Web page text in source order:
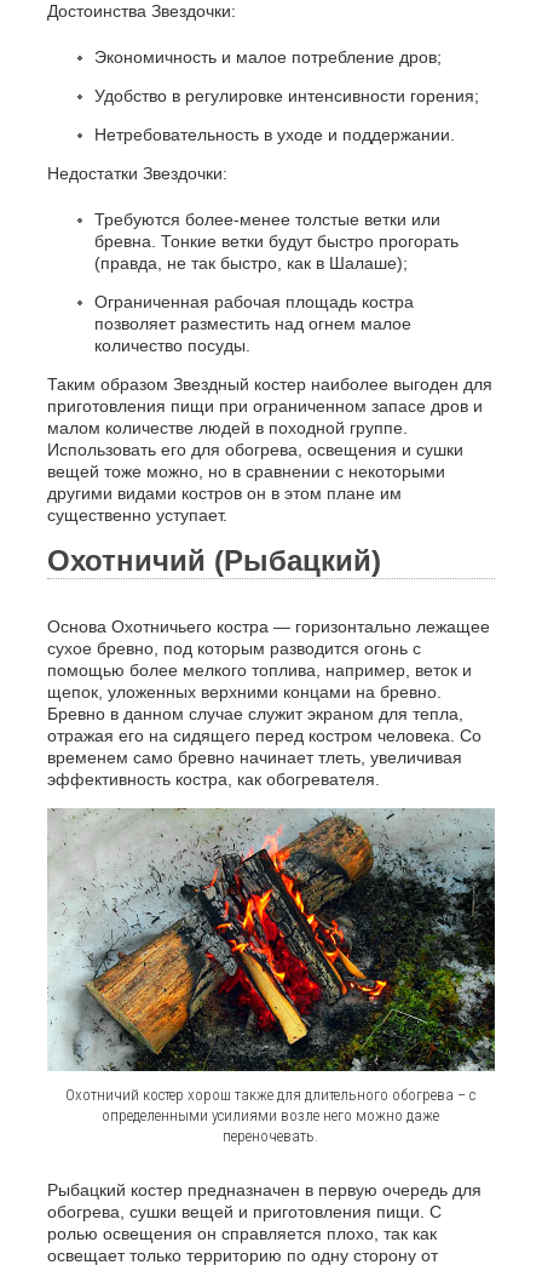
Достоинства Звездочки:
Экономичность и малое потребление дров;
Удобство в регулировке интенсивности горения;
Нетребовательность в уходе и поддержании.
Недостатки Звездочки:
Требуются более-менее толстые ветки или
бревна. Тонкие ветки будут быстро прогорать
(правда, не так быстро, как в Шалаше);
Ограниченная рабочая площадь костра
позволяет разместить над огнем малое
количество посуды.
Таким образом Звездный костер наиболее выгоден для
приготовления пищи при ограниченном запасе дров и
малом количестве людей в походной группе.
Использовать его для обогрева, освещения и сушки
вещей тоже можно, но в сравнении с некоторыми
другими видами костров он в этом плане им
существенно уступает.
Охотничий (Рыбацкий)
Основа Охотничьего костра — горизонтально лежащее
сухое бревно, под которым разводится огонь с
помощью более мелкого топлива, например, веток и
щепок, уложенных верхними концами на бревно.
Бревно в данном случае служит экраном для тепла,
отражая его на сидящего перед костром человека. Со
временем само бревно начинает тлеть, увеличивая
эффективность костра, как обогревателя.
Охотничий костер хорош также для длительного обогрева – с
определенными усилиями возле него можно даже
переночевать.
Рыбацкий костер предназначен в первую очередь для
обогрева, сушки вещей и приготовления пищи. С
ролью освещения он справляется плохо, так как
освещает только территорию по одну сторону от